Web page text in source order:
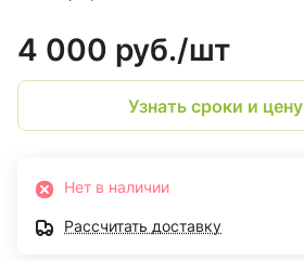
4 000 руб./шт
Узнать сроки и цену
Нет в наличии
Рассчитать доставку